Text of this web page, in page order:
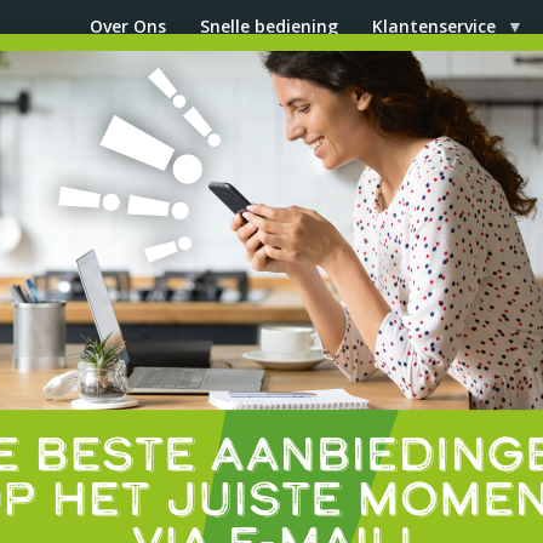
Over Ons Snelle bediening Klantenservice
Producten Promoties Beenhouwerijen
RENMANS
voor'Altijd kwaliteit'sinds 1978. Met meer dan 300
en het Groothertogdom Luxemburg, zijn we de grootste
meer dan 90 beenhouwerijen onder de naam Henri Boucher
vakmanschap, onberispelijke versheid en een persoonlijke
Tot binnenkort in je favoriete beenhouwerij!